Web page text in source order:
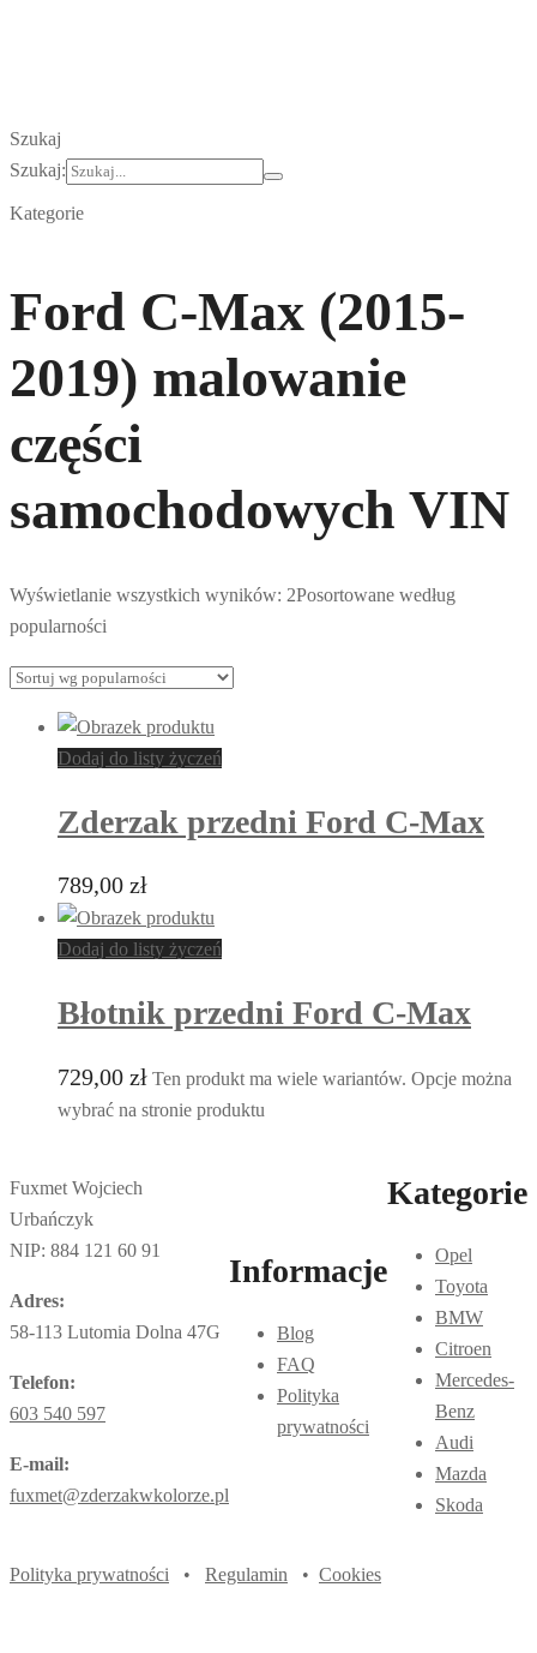
Ford C-Max (2015-
2019) malowanie
części
samochodowych VIN
Wyświetlanie wszystkich wyników: 2Posortowane według
popularności
Dodaj do listy życzeń
Zderzak przedni Ford C-Max
789,00 zł
Dodaj do listy życzeń
Błotnik przedni Ford C-Max
729,00 zł Ten produkt ma wiele wariantów. Opcje można
wybrać na stronie produktu
Szukaj
Szukaj:
Kategorie
Fuxmet Wojciech
Urbańczyk
NIP: 884 121 60 91
Adres:
58-113 Lutomia Dolna 47G
Telefon:
603 540 597
E-mail:
fuxmet@zderzakwkolorze.pl
Informacje
Blog
FAQ
Polityka
prywatności
Kategorie
Opel
Toyota
BMW
Citroen
Mercedes-
Benz
Audi
Mazda
Skoda
Polityka prywatności • Regulamin • Cookies